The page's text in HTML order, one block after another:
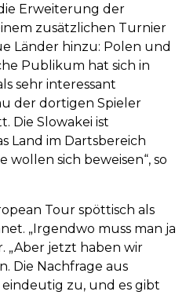
Erweiterung der
zusätzlichen Turnier
Länder hinzu: Polen und
Publikum hat sich in
sehr interessant
der dortigen Spieler
Die Slowakei ist
Land im Dartsbereich
wollen sich beweisen“, so
Tour spöttisch als
„Irgendwo muss man ja
„Aber jetzt haben wir
Die Nachfrage aus
zu, und es gibt